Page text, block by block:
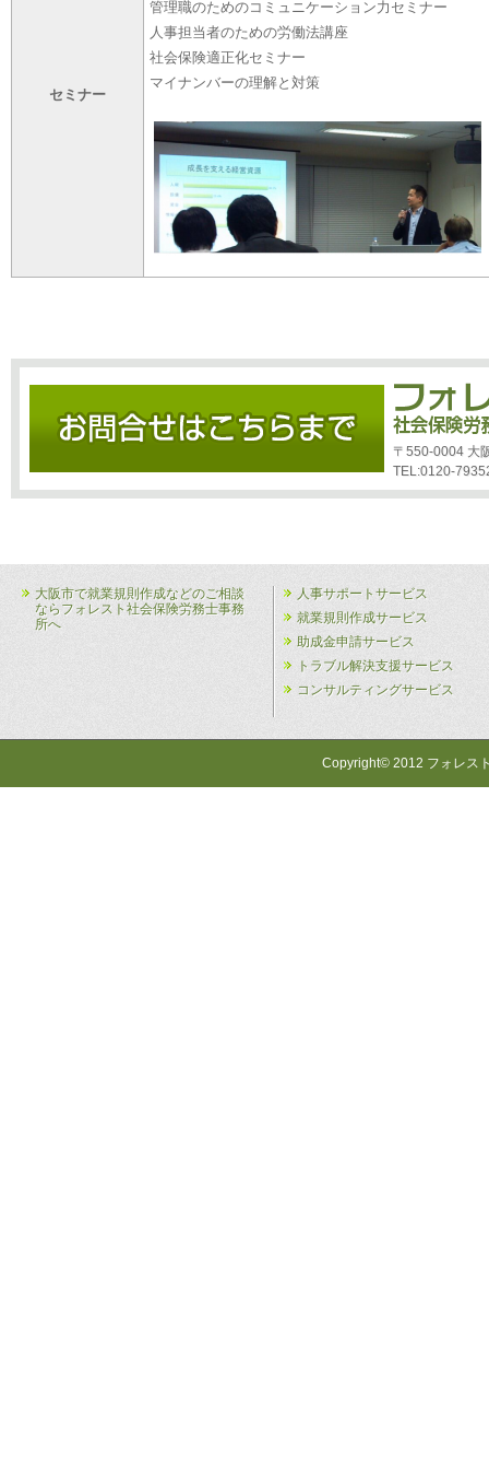
セミナー
管理職のためのコミュニケーション力セミナー
人事担当者のための労働法講座
社会保険適正化セミナー
マイナンバーの理解と対策
〒550-0004 大
TEL:0120-
大阪市で就業規則作成などのご相談
ならフォレスト社会保険労務士事務
所へ
人事サポートサービス
就業規則作成サービス
助成金申請サービス
トラブル解決支援サービス
コンサルティングサービス
Copyright© 2012 フォレス